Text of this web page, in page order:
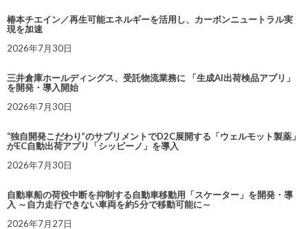
椿本チエイン／再生可能エネルギーを活用し、カーボンニュートラル実
現を加速
2026年7月30日
三井倉庫ホールディングス、受託物流業務に 「生成AI出荷検品アプリ」
を開発・導入開始
2026年7月30日
“独自開発こだわり”のサプリメントでD2C展開する「ウェルモット製薬」
がEC自動出荷アプリ「シッピーノ」を導入
2026年7月30日
自動車船の荷役中断を抑制する自動車移動用「スケーター」を開発・導
入 ～自力走行できない車両を約5分で移動可能に～
2026年7月27日